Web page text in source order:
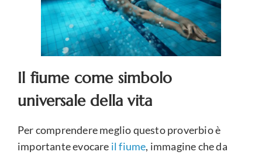
Il fiume come simbolo
universale della vita
Per comprendere meglio questo proverbio è
importante evocare il fiume, immagine che da